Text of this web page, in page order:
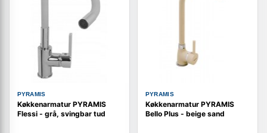
PYRAMIS
Køkkenarmatur PYRAMIS
Flessi - grå, svingbar tud
PYRAMIS
Køkkenarmatur PYRAMIS
Bello Plus - beige sand